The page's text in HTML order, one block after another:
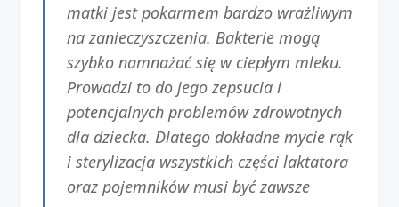
matki jest pokarmem bardzo wrażliwym
na zanieczyszczenia. Bakterie mogą
szybko namnażać się w ciepłym mleku.
Prowadzi to do jego zepsucia i
potencjalnych problemów zdrowotnych
dla dziecka. Dlatego dokładne mycie rąk
i sterylizacja wszystkich części laktatora
oraz pojemników musi być zawsze